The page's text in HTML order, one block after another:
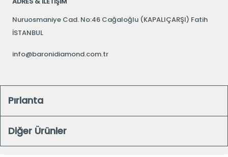
Nuruosmaniye Cad. No:46 Cağaloğlu (KAPALIÇARŞI) Fatih
İSTANBUL
info@baronidiamond.com.tr
Pırlanta
Diğer Ürünler